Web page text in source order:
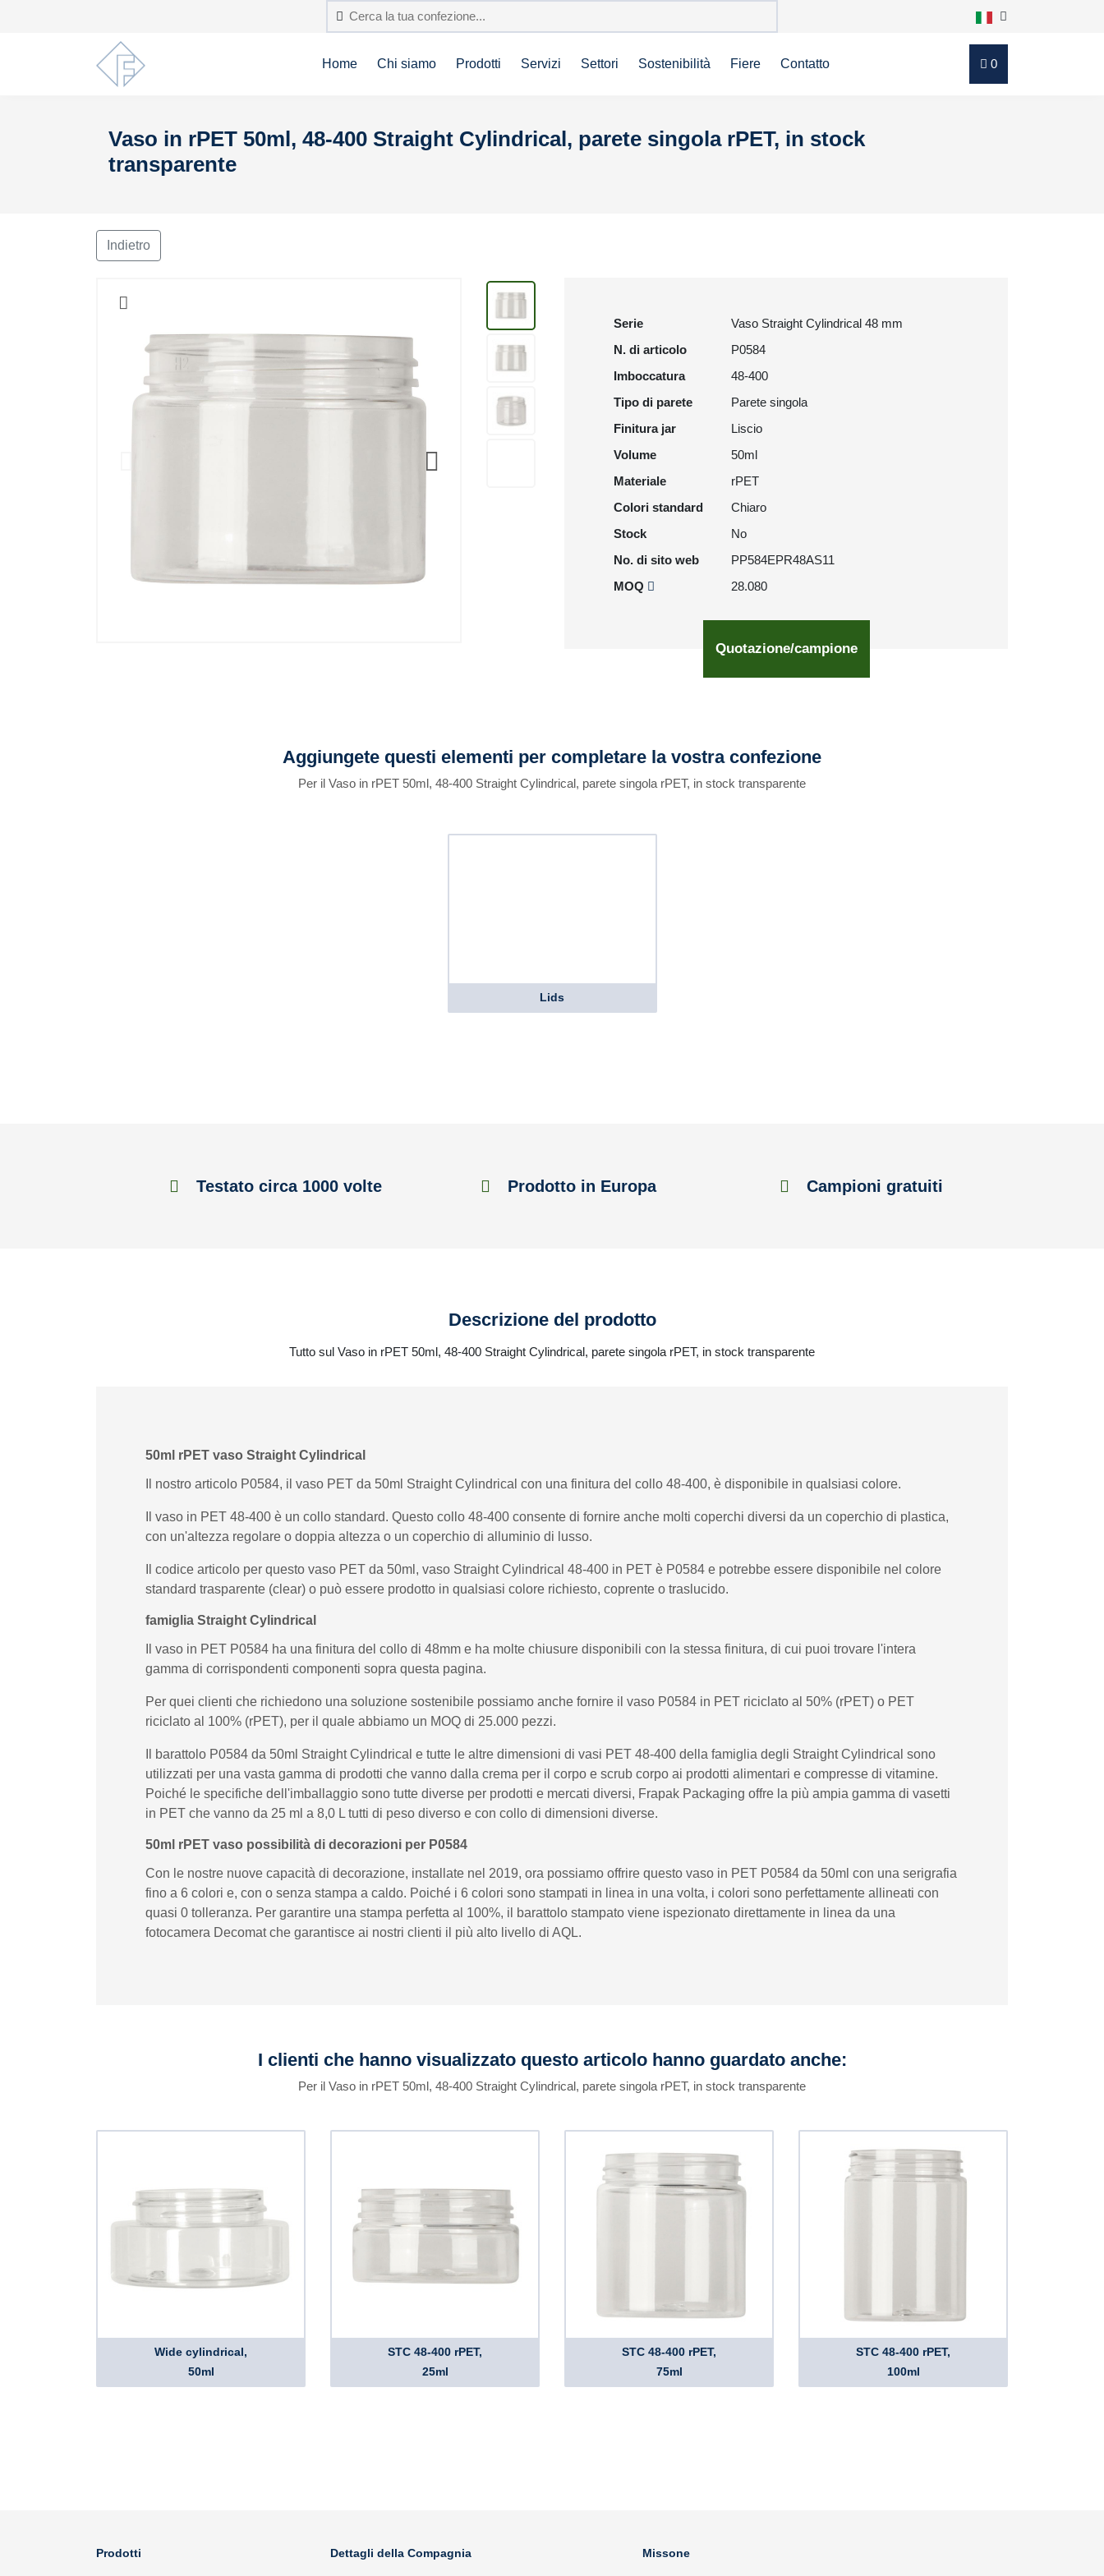
Home Chi siamo Prodotti Servizi Settori Sostenibilità Fiere Contatto 0
Vaso in rPET 50ml, 48-400 Straight Cylindrical, parete singola rPET, in stock
transparente
Indietro
Serie
Vaso Straight Cylindrical 48 mm
N. di articolo
P0584
Imboccatura
48-400
Tipo di parete
Parete singola
Finitura jar
Liscio
Volume
50ml
Materiale
rPET
Colori standard
Chiaro
Stock
No
No. di sito web
PP584EPR48AS11
MOQ
28.080
Quotazione/campione
Aggiungete questi elementi per completare la vostra confezione
Per il Vaso in rPET 50ml, 48-400 Straight Cylindrical, parete singola rPET, in stock transparente
Lids
Testato circa 1000 volte Prodotto in Europa Campioni gratuiti
Descrizione del prodotto
Tutto sul Vaso in rPET 50ml, 48-400 Straight Cylindrical, parete singola rPET, in stock transparente
50ml rPET vaso Straight Cylindrical
Il nostro articolo P0584, il vaso PET da 50ml Straight Cylindrical con una finitura del collo 48-400, è disponibile in qualsiasi colore.
Il vaso in PET 48-400 è un collo standard. Questo collo 48-400 consente di fornire anche molti coperchi diversi da un coperchio di plastica,
con un'altezza regolare o doppia altezza o un coperchio di alluminio di lusso.
Il codice articolo per questo vaso PET da 50ml, vaso Straight Cylindrical 48-400 in PET è P0584 e potrebbe essere disponibile nel colore
standard trasparente (clear) o può essere prodotto in qualsiasi colore richiesto, coprente o traslucido.
famiglia Straight Cylindrical
Il vaso in PET P0584 ha una finitura del collo di 48mm e ha molte chiusure disponibili con la stessa finitura, di cui puoi trovare l'intera
gamma di corrispondenti componenti sopra questa pagina.
Per quei clienti che richiedono una soluzione sostenibile possiamo anche fornire il vaso P0584 in PET riciclato al 50% (rPET) o PET
riciclato al 100% (rPET), per il quale abbiamo un MOQ di 25.000 pezzi.
Il barattolo P0584 da 50ml Straight Cylindrical e tutte le altre dimensioni di vasi PET 48-400 della famiglia degli Straight Cylindrical sono
utilizzati per una vasta gamma di prodotti che vanno dalla crema per il corpo e scrub corpo ai prodotti alimentari e compresse di vitamine.
Poiché le specifiche dell'imballaggio sono tutte diverse per prodotti e mercati diversi, Frapak Packaging offre la più ampia gamma di vasetti
in PET che vanno da 25 ml a 8,0 L tutti di peso diverso e con collo di dimensioni diverse.
50ml rPET vaso possibilità di decorazioni per P0584
Con le nostre nuove capacità di decorazione, installate nel 2019, ora possiamo offrire questo vaso in PET P0584 da 50ml con una serigrafia
fino a 6 colori e, con o senza stampa a caldo. Poiché i 6 colori sono stampati in linea in una volta, i colori sono perfettamente allineati con
quasi 0 tolleranza. Per garantire una stampa perfetta al 100%, il barattolo stampato viene ispezionato direttamente in linea da una
fotocamera Decomat che garantisce ai nostri clienti il ​​più alto livello di AQL.
I clienti che hanno visualizzato questo articolo hanno guardato anche:
Per il Vaso in rPET 50ml, 48-400 Straight Cylindrical, parete singola rPET, in stock transparente
Wide cylindrical,
50ml
STC 48-400 rPET,
25ml
STC 48-400 rPET,
75ml
STC 48-400 rPET,
100ml
Prodotti Dettagli della Compagnia Missone